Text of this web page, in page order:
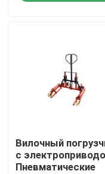
Отправить запрос
Строительный
Оборудование
Вилочный
с
Пневматические